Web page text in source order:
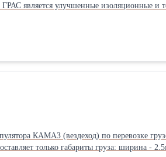
является улучшенные изоляционные и
Вт&amp;#x2F;(м·К). Стены из такого
Вт&#x2F;(м·К), а утеплителя 0,03
каркасного строительства.
КАМАЗ (вездеход) по перевозке
только габариты груза: ширина -